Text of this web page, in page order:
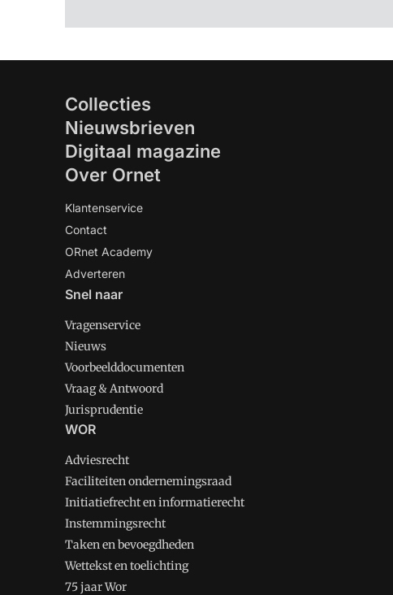
Collecties
Nieuwsbrieven
Digitaal magazine
Over Ornet
Klantenservice
Contact
ORnet Academy
Adverteren
Snel naar
Vragenservice
Nieuws
Voorbeelddocumenten
Vraag & Antwoord
Jurisprudentie
WOR
Adviesrecht
Faciliteiten ondernemingsraad
Initiatiefrecht en informatierecht
Instemmingsrecht
Taken en bevoegdheden
Wettekst en toelichting
75 jaar Wor